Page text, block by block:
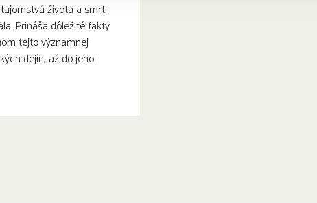
života a smrti
Prináša dôležité fakty
tejto významnej
dejín, až do jeho